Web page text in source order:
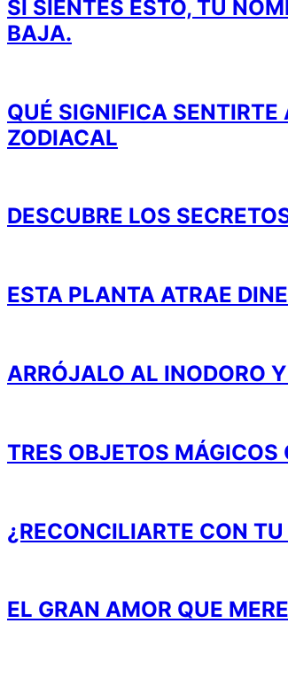
SI SIENTES ESTO, TU
BAJA.
QUÉ SIGNIFICA
ZODIACAL
DESCUBRE LOS
ESTA PLANTA ATRAE
ARRÓJALO AL INODORO
TRES OBJETOS MÁGICOS
¿RECONCILIARTE CON
EL GRAN AMOR QUE